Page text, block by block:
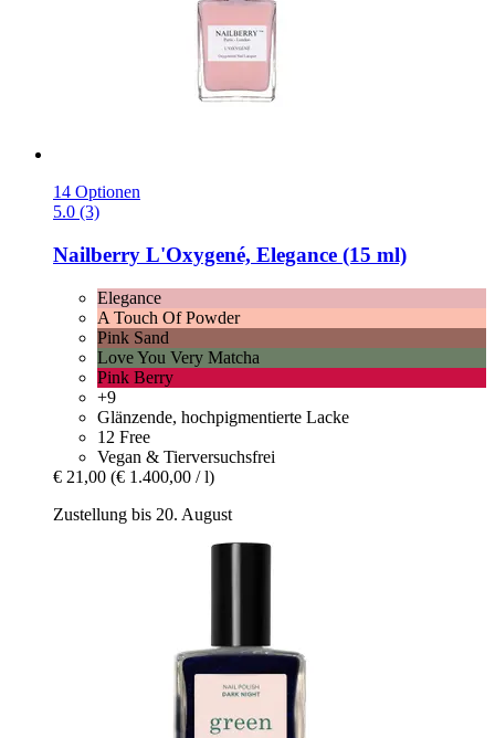
14 Optionen
5.0 (3)
Nailberry L'Oxygené, Elegance (15 ml)
Elegance
A Touch Of Powder
Pink Sand
Love You Very Matcha
Pink Berry
+9
Glänzende, hochpigmentierte Lacke
12 Free
Vegan & Tierversuchsfrei
€ 21,00 (€ 1.400,00 / l)
Zustellung bis 20. August